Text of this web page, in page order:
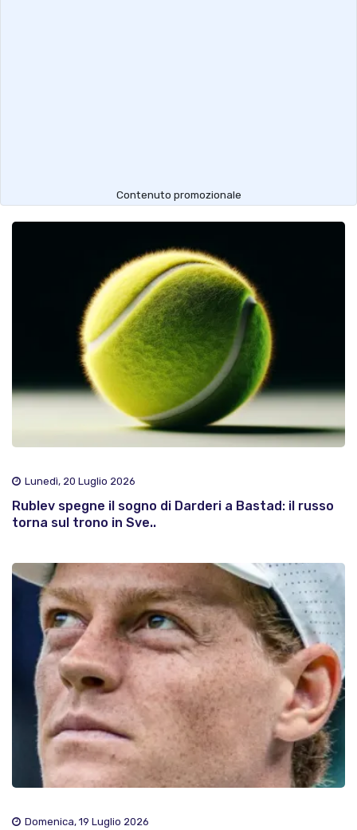
Contenuto promozionale
Lunedì, 20 Luglio 2026
Rublev spegne il sogno di Darderi a Bastad: il russo
torna sul trono in Sve..
Domenica, 19 Luglio 2026